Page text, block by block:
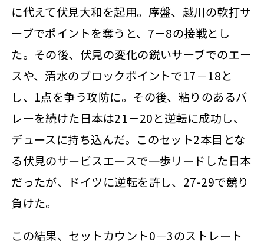
に代えて伏見大和を起用。序盤、越川の軟打サ
ーブでポイントを奪うと、7－8の接戦とし
た。その後、伏見の変化の鋭いサーブでのエー
スや、清水のブロックポイントで17－18と
し、1点を争う攻防に。その後、粘りのあるバ
レーを続けた日本は21－20と逆転に成功し、
デュースに持ち込んだ。このセット2本目とな
る伏見のサービスエースで一歩リードした日本
だったが、ドイツに逆転を許し、27-29で競り
負けた。
この結果、セットカウント0－3のストレート